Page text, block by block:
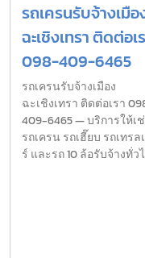
รถเครนรับจ้างเมือ
ฉะเชิงเทรา ติดต่อเ
098-409-6465
รถเครนรับจ้างเมือง
ฉะเชิงเทรา ติดต่อเรา
409-6465 — บริการให้เ
รถเครน รถเฮี๊ยบ รถเทรล
ร์ และรถ 10 ล้อรับจ้างทั่วไ